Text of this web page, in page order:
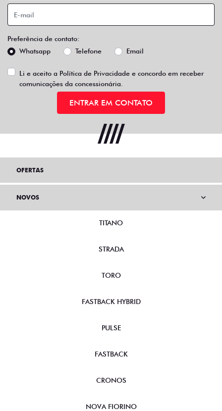
Preferência de contato:
Whatsapp
Telefone Email
Li e aceito a Política de Privacidade e concordo em receber
comunicações da concessionária.
ENTRAR EM CONTATO
OFERTAS
NOVOS
TITANO
STRADA
TORO
FASTBACK HYBRID
PULSE
FASTBACK
CRONOS
NOVA FIORINO